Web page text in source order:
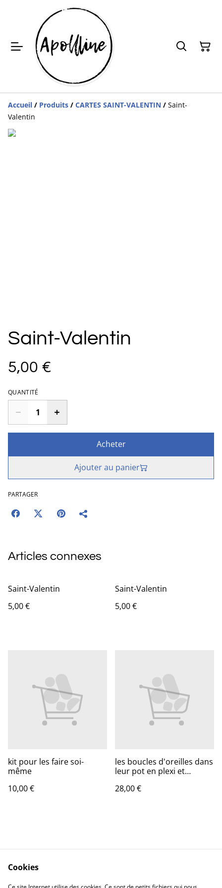
Accueil / Produits / CARTES SAINT-VALENTIN / Saint-
Valentin
Saint-Valentin
5,00 €
QUANTITÉ
Acheter
Ajouter au panier
PARTAGER
Articles connexes
Saint-Valentin
5,00 €
Saint-Valentin
5,00 €
kit pour les faire soi-
même
10,00 €
les boucles d'oreilles dans
leur pot en plexi et
28,00 €
Cookies